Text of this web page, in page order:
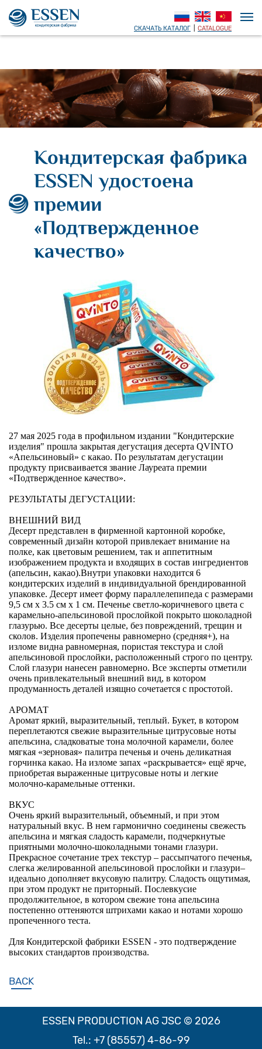
СКАЧАТЬ КАТАЛОГ CATALOGUE
Кондитерская фабрика
ESSEN удостоена
премии
«Подтвержденное
качество»
27 мая 2025 года в профильном издании "Кондитерские
изделия" прошла закрытая дегустация десерта QVINTO
«Апельсиновый» с какао. По результатам дегустации
продукту присваивается звание Лауреата премии
«Подтвержденное качество».
РЕЗУЛЬТАТЫ ДЕГУСТАЦИИ:
ВНЕШНИЙ ВИД
Десерт представлен в фирменной картонной коробке,
современный дизайн которой привлекает внимание на
полке, как цветовым решением, так и аппетитным
изображением продукта и входящих в состав ингредиентов
(апельсин, какао).Внутри упаковки находится 6
кондитерских изделий в индивидуальной брендированной
упаковке. Десерт имеет форму параллелепипеда с размерами
9,5 см х 3.5 см х 1 см. Печенье светло-коричневого цвета с
карамельно-апельсиновой прослойкой покрыто шоколадной
глазурью. Все десерты целые, без повреждений, трещин и
сколов. Изделия пропечены равномерно (средняя+), на
изломе видна равномерная, пористая текстура и слой
апельсиновой прослойки, расположенный строго по центру.
Слой глазури нанесен равномерно. Все эксперты отметили
очень привлекательный внешний вид, в котором
продуманность деталей изящно сочетается с простотой.
АРОМАТ
Аромат яркий, выразительный, теплый. Букет, в котором
переплетаются свежие выразительные цитрусовые ноты
апельсина, сладковатые тона молочной карамели, более
мягкая «зерновая» палитра печенья и очень деликатная
горчинка какао. На изломе запах «раскрывается» ещё ярче,
приобретая выраженные цитрусовые ноты и легкие
молочно-карамельные оттенки.
ВКУС
Очень яркий выразительный, объемный, и при этом
натуральный вкус. В нем гармонично соединены свежесть
апельсина и мягкая сладость карамели, подчеркнутые
приятными молочно-шоколадными тонами глазури.
Прекрасное сочетание трех текстур – рассыпчатого печенья,
слегка желированной апельсиновой прослойки и глазури–
идеально дополняет вкусовую палитру. Сладость ощутимая,
при этом продукт не приторный. Послевкусие
продолжительное, в котором свежие тона апельсина
постепенно оттеняются штрихами какао и нотами хорошо
пропеченного теста.
Для Кондитерской фабрики ESSEN - это подтверждение
высоких стандартов производства.
BACK
ESSEN PRODUCTION AG JSC © 2026
Tel.: +7 (85557) 4-86-99